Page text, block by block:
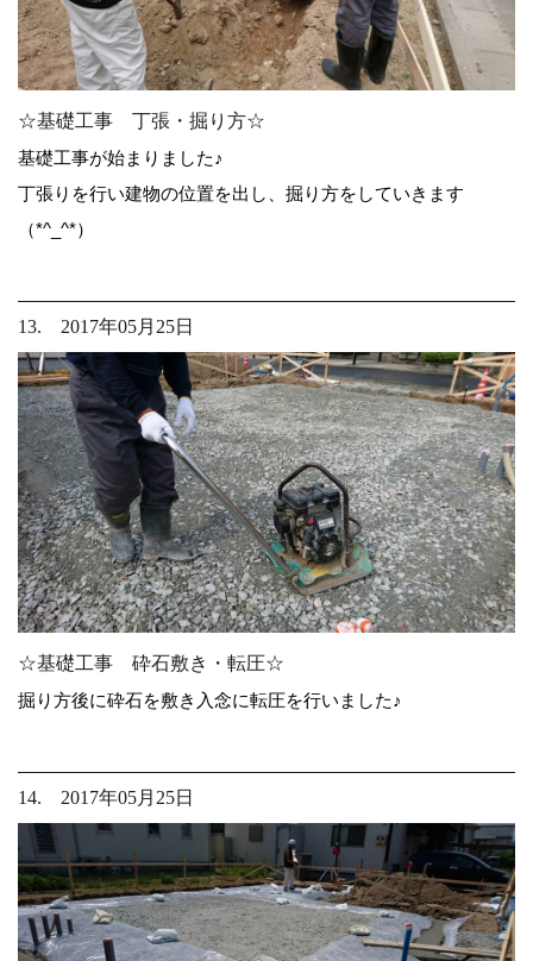
☆基礎工事 丁張・掘り方☆
基礎工事が始まりました♪
丁張りを行い建物の位置を出し、掘り方をしていきます
（*^_^*）
13. 2017年05月25日
☆基礎工事 砕石敷き・転圧☆
掘り方後に砕石を敷き入念に転圧を行いました♪
14. 2017年05月25日